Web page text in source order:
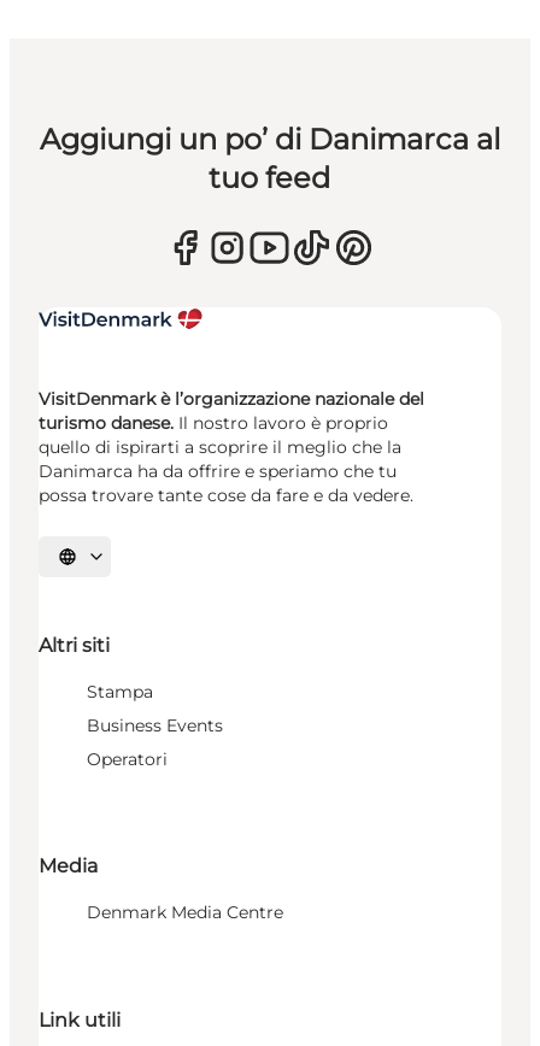
Aggiungi un po’ di Danimarca al
tuo feed
VisitDenmark è l’organizzazione nazionale del
turismo danese. Il nostro lavoro è proprio
quello di ispirarti a scoprire il meglio che la
Danimarca ha da offrire e speriamo che tu
possa trovare tante cose da fare e da vedere.
Seleziona la lingua
Altri siti
Stampa
Business Events
Operatori
Media
Denmark Media Centre
Link utili